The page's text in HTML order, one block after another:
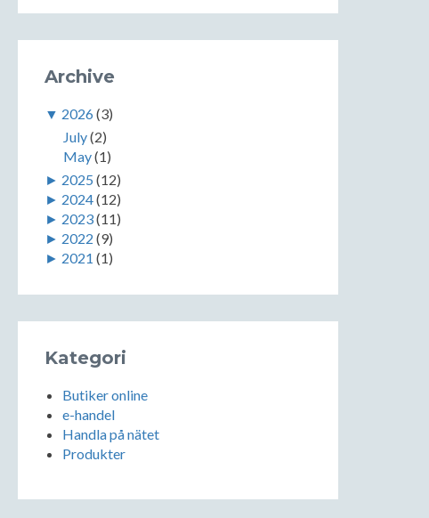
Archive
▼ 2026(3)
July(2)
May(1)
► 2025 (12)
► 2024(12)
► 2023(11)
► 2022 (9)
► 2021 (1)
Kategori
Butiker online
e-handel
Handla på nätet
Produkter